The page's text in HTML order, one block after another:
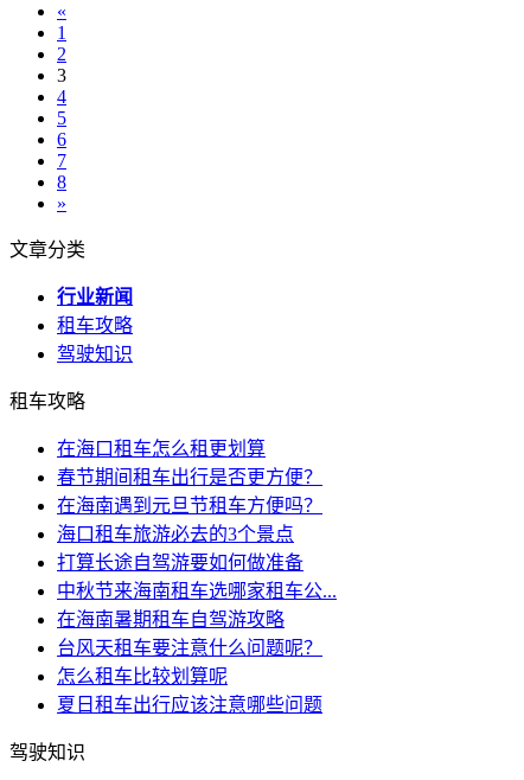
«
1
2
3
4
5
6
7
8
»
文章分类
行业新闻
租车攻略
驾驶知识
租车攻略
在海口租车怎么租更划算
春节期间租车出行是否更方便？
在海南遇到元旦节租车方便吗？
海口租车旅游必去的3个景点
打算长途自驾游要如何做准备
中秋节来海南租车选哪家租车公...
在海南暑期租车自驾游攻略
台风天租车要注意什么问题呢？
怎么租车比较划算呢
夏日租车出行应该注意哪些问题
驾驶知识